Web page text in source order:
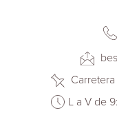
L a V de